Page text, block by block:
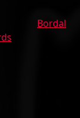
Bordal